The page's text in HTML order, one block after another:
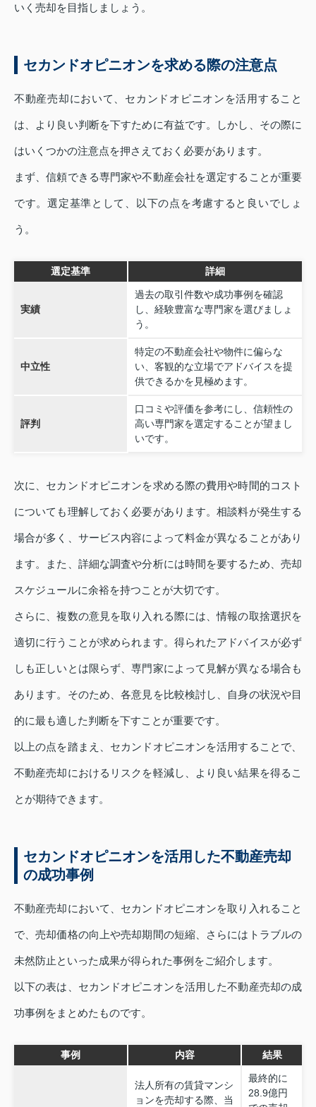
いく売却を目指しましょう。
セカンドオピニオンを求める際の注意点
不動産売却において、セカンドオピニオンを活用すること
は、より良い判断を下すために有益です。しかし、その際に
はいくつかの注意点を押さえておく必要があります。
まず、信頼できる専門家や不動産会社を選定することが重要
です。選定基準として、以下の点を考慮すると良いでしょ
う。
選定基準 詳細
実績
過去の取引件数や成功事例を確認
し、経験豊富な専門家を選びましょ
う。
中立性
特定の不動産会社や物件に偏らな
い、客観的な立場でアドバイスを提
供できるかを見極めます。
評判
口コミや評価を参考にし、信頼性の
高い専門家を選定することが望まし
いです。
次に、セカンドオピニオンを求める際の費用や時間的コスト
についても理解しておく必要があります。相談料が発生する
場合が多く、サービス内容によって料金が異なることがあり
ます。また、詳細な調査や分析には時間を要するため、売却
スケジュールに余裕を持つことが大切です。
さらに、複数の意見を取り入れる際には、情報の取捨選択を
適切に行うことが求められます。得られたアドバイスが必ず
しも正しいとは限らず、専門家によって見解が異なる場合も
あります。そのため、各意見を比較検討し、自身の状況や目
的に最も適した判断を下すことが重要です。
以上の点を踏まえ、セカンドオピニオンを活用することで、
不動産売却におけるリスクを軽減し、より良い結果を得るこ
とが期待できます。
セカンドオピニオンを活用した不動産売却
の成功事例
不動産売却において、セカンドオピニオンを取り入れること
で、売却価格の向上や売却期間の短縮、さらにはトラブルの
未然防止といった成果が得られた事例をご紹介します。
以下の表は、セカンドオピニオンを活用した不動産売却の成
功事例をまとめたものです。
事例 内容 結果
法人所有の賃貸マンシ
ョンを売却する際、当
最終的に
28.9億円